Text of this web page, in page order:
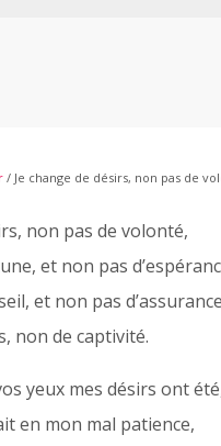
/ Je change de désirs, non pas de
non pas de volonté,
et non pas
et non pas
non de captivité.
yeux mes désirs ont
en mon mal patience,